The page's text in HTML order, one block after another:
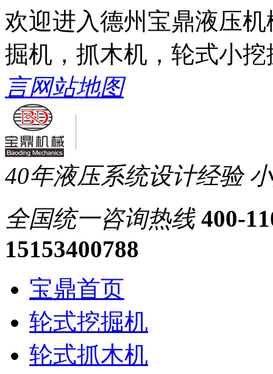
欢迎进入德州宝鼎液压
掘机，抓木机，轮式小
言网站地图
40年液压系统设计经验
全国统一咨询热线 400-
15153400788
宝鼎首页
轮式挖掘机
轮式抓木机